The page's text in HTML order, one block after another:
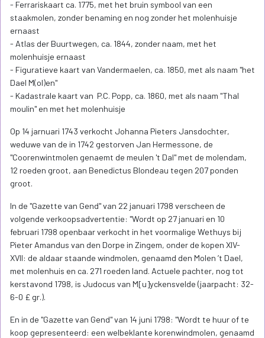
- Ferrariskaart ca. 1775, met het bruin symbool van een
staakmolen, zonder benaming en nog zonder het molenhuisje
ernaast
- Atlas der Buurtwegen, ca. 1844, zonder naam, met het
molenhuisje ernaast
- Figuratieve kaart van Vandermaelen, ca. 1850, met als naam "het
Dael M(ol)en"
- Kadastrale kaart van P.C. Popp, ca. 1860, met als naam "Thal
moulin" en met het molenhuisje
Op 14 jarnuari 1743 verkocht Johanna Pieters Jansdochter,
weduwe van de in 1742 gestorven Jan Hermessone, de
"Coorenwintmolen genaemt de meulen 't Dal" met de molendam,
12 roeden groot, aan Benedictus Blondeau tegen 207 ponden
groot.
In de "Gazette van Gend" van 22 januari 1798 verscheen de
volgende verkoopsadvertentie: "Wordt op 27 januari en 10
februari 1798 openbaar verkocht in het voormalige Wethuys bij
Pieter Amandus van den Dorpe in Zingem, onder de kopen XIV-
XVII: de aldaar staande windmolen, genaamd den Molen ’t Dael,
met molenhuis en ca. 271 roeden land. Actuele pachter, nog tot
kerstavond 1798, is Judocus van M[u]yckensvelde (jaarpacht: 32-
6-0 £ gr.).
En in de "Gazette van Gend" van 14 juni 1798: "Wordt te huur of te
koop gepresenteerd: een welbeklante korenwindmolen, genaamd